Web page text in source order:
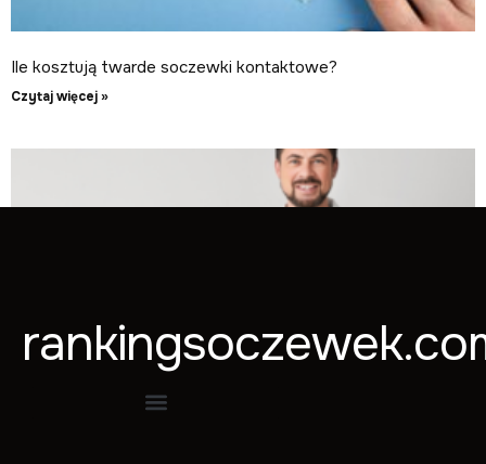
Ile kosztują twarde soczewki kontaktowe?
Czytaj więcej »
Kto wynalazł soczewki kontaktowe?